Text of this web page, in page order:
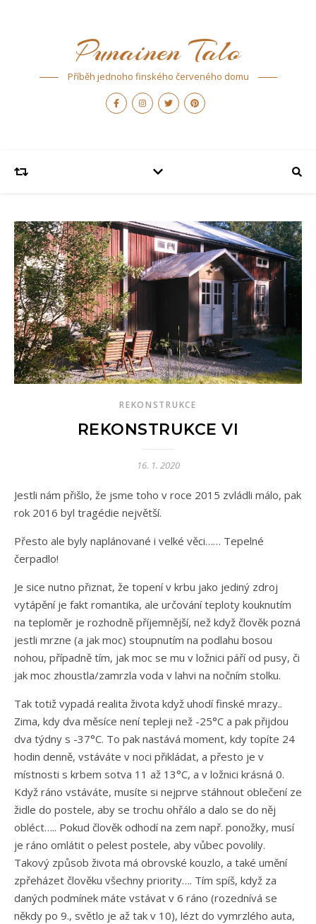
Punainen Talo
Příběh jednoho finského červeného domu
REKONSTRUKCE
REKONSTRUKCE VI
16. 1. 2020
Jestli nám přišlo, že jsme toho v roce 2015 zvládli málo, pak
rok 2016 byl tragédie největší.
Přesto ale byly naplánované i velké věci…… Tepelné
čerpadlo!
Je sice nutno přiznat, že topení v krbu jako jediný zdroj
vytápění je fakt romantika, ale určování teploty kouknutím
na teploměr je rozhodně příjemnější, než když člověk pozná
jestli mrzne (a jak moc) stoupnutím na podlahu bosou
nohou, případně tím, jak moc se mu v ložnici páří od pusy, či
jak moc zhoustla/zamrzla voda v lahvi na nočním stolku.
Tak totiž vypadá realita života když uhodí finské mrazy..
Zima, kdy dva měsíce není tepleji než -25°C a pak přijdou
dva týdny s -37°C. To pak nastává moment, kdy topíte 24
hodin denně, vstáváte v noci přikládat, a přesto je v
místnosti s krbem sotva 11 až 13°C, a v ložnici krásná 0.
Když ráno vstáváte, musíte si nejprve stáhnout oblečení ze
židle do postele, aby se trochu ohřálo a dalo se do něj
obléct….. Pokud člověk odhodí na zem např. ponožky, musí
je ráno omlátit o pelest postele, aby vůbec povolily.
Takový způsob života má obrovské kouzlo, a také umění
zpřeházet člověku všechny priority…. Tím spíš, když za
daných podmínek máte vstávat v 6 ráno (rozednívá se
někdy po 9., světlo je až tak v 10), lézt do vymrzlého auta,